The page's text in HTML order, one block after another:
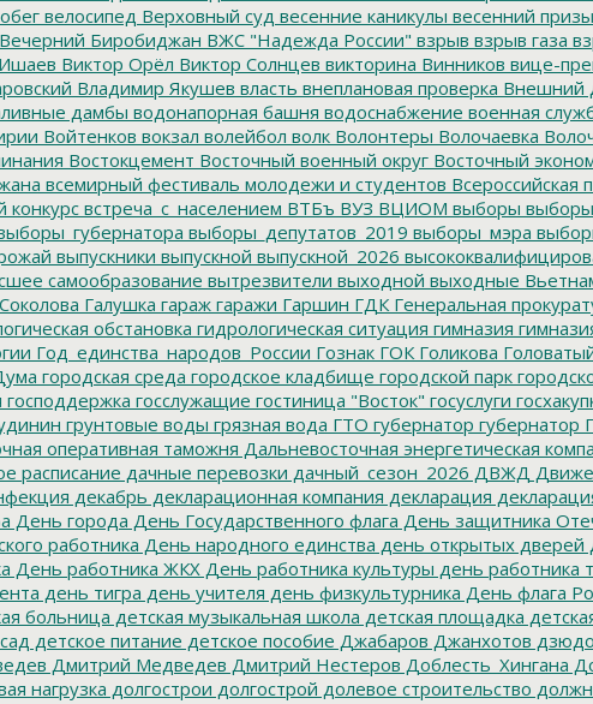
велосипед Верховный суд весенние каникулы весенний
Вечерний Биробиджан ВЖС "Надежда России" взрыв взрыв газа
Виктор Орёл Виктор Солнцев викторина Винников вице-
Владимир Якушев власть внеплановая проверка Внешний
дамбы водонапорная башня водоснабжение военная
Войтенков вокзал волейбол волк Волонтеры Волочаевка
Востокцемент Восточный военный округ Восточный
всемирный фестиваль молодежи и студентов Всероссийская
конкурсвстреча_с_населением ВТБъ ВУЗ ВЦИОМ выборы
выборы_депутатов_2019 выборы_мэра
выпускники выпускной выпускной_2026
самообразование вытрезвители выходной выходные
Галушка гараж гаражи Гаршин ГДК Генеральная
обстановка гидрологическая ситуация гимназия
Год_единства_народов_России Гознак ГОК Голикова
городская среда городское кладбище городской парк
господдержка госслужащие гостиница "Восток" госуслуги
грунтовые воды грязная вода ГТО губернатор губернатор
оперативная таможня Дальневосточная энергетическая
расписание дачные перевозки дачный_сезон_2026 ДВЖД
декабрь декларационная компания декларация
День города День Государственного флага День защитника
работника День народного единства день открытых дверей
День работника ЖКХ День работника культуры день работника
день тигра день учителя день физкультурника День флага
больница детская музыкальная школа детская площадка
детское питание детское пособие Джабаров Джанхотов дзюдо
Дмитрий Медведев Дмитрий Нестеров Доблесть_Хингана
нагрузка долгострои долгострой долевое строительство